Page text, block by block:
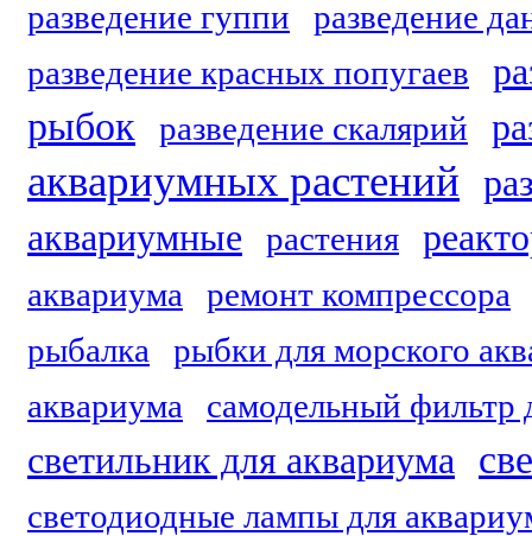
разведение гуппи
разведение
разведение красных попугаев
рыбок разведение скалярий
аквариумных растений
аквариумные
растения
аквариума
ремонт компрессора
рыбалка
рыбки для морского
аквариума
самодельный фильтр
светильник для аквариума
светодиодные лампы для